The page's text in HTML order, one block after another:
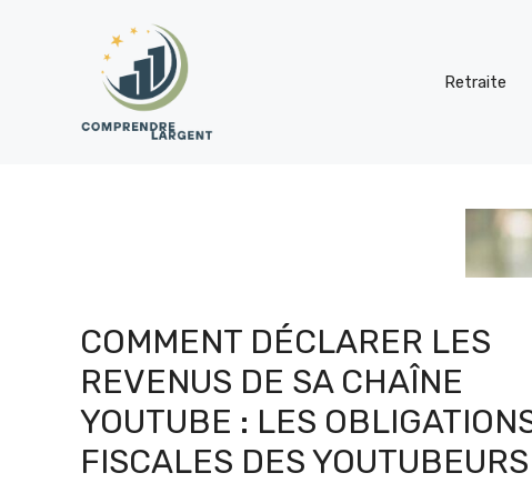
Retraite
COMMENT DÉCLARER LES
REVENUS DE SA CHAÎNE
YOUTUBE : LES
FISCALES DES YOUTUBEURS